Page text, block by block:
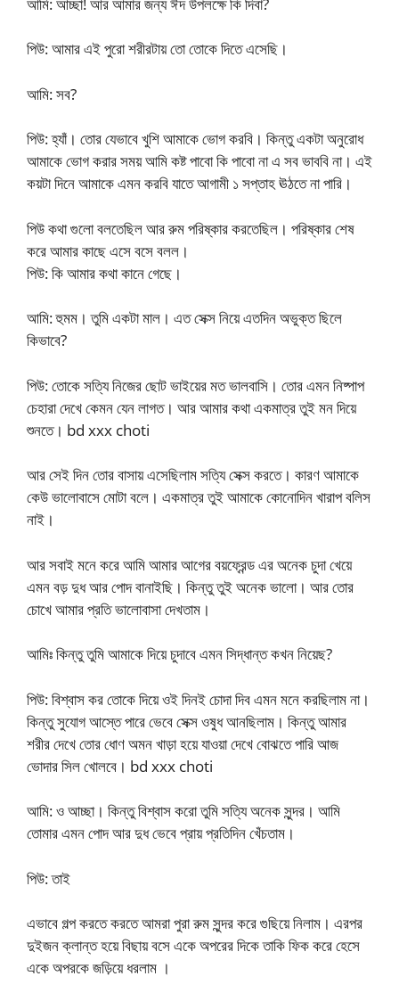
পিউ: আমার এই পুরো শরীরটায় তো তোকে দিতে এসেছি।
আমি: সব?
পিউ: হ্যাঁ। তোর যেভাবে খুশি আমাকে ভোগ করবি। কিন্তু একটা অনুরোধ
আমাকে ভোগ করার সময় আমি কষ্ট পাবো কি পাবো না এ সব ভাববি না। এই
কয়টা দিনে আমাকে এমন করবি যাতে আগামী ১ সপ্তাহ ঊঠতে না পারি।
পিউ কথা গুলো বলতেছিল আর রুম পরিষ্কার করতেছিল। পরিষ্কার শেষ
করে আমার কাছে এসে বসে বলল।
পিউ: কি আমার কথা কানে গেছে।
আমি: হুমম। তুমি একটা মাল। এত সেক্স নিয়ে এতদিন অভুক্ত ছিলে
কিভাবে?
পিউ: তোকে সত্যি নিজের ছোট ভাইয়ের মত ভালবাসি। তোর এমন নিষ্পাপ
চেহারা দেখে কেমন যেন লাগত। আর আমার কথা একমাত্র তুই মন দিয়ে
শুনতে। bd xxx choti
আর সেই দিন তোর বাসায় এসেছিলাম সত্যি সেক্স করতে। কারণ আমাকে
কেউ ভালোবাসে মোটা বলে। একমাত্র তুই আমাকে কোনোদিন খারাপ বলিস
নাই।
আর সবাই মনে করে আমি আমার আগের বয়ফ্রেন্ড এর অনেক চুদা খেয়ে
এমন বড় দুধ আর পোদ বানাইছি। কিন্তু তুই অনেক ভালো। আর তোর
চোখে আমার প্রতি ভালোবাসা দেখতাম।
আমিঃ কিন্তু তুমি আমাকে দিয়ে চুদাবে এমন সিদ্ধান্ত কখন নিয়েছ?
পিউ: বিশ্বাস কর তোকে দিয়ে ওই দিনই চোদা দিব এমন মনে করছিলাম না।
কিন্তু সুযোগ আস্তে পারে ভেবে সেক্স ওষুধ আনছিলাম। কিন্তু আমার
শরীর দেখে তোর ধোণ অমন খাড়া হয়ে যাওয়া দেখে বোঝতে পারি আজ
ভোদার সিল খোলবে। bd xxx choti
আমি: ও আচ্ছা। কিন্তু বিশ্বাস করো তুমি সত্যি অনেক সুন্দর। আমি
তোমার এমন পোদ আর দুধ ভেবে প্রায় প্রতিদিন খেঁচতাম।
পিউ: তাই
এভাবে গল্প করতে করতে আমরা পুরা রুম সুন্দর করে গুছিয়ে নিলাম। এরপর
দুইজন ক্লান্ত হয়ে বিছায় বসে একে অপরের দিকে তাকি ফিক করে হেসে
একে অপরকে জড়িয়ে ধরলাম ।